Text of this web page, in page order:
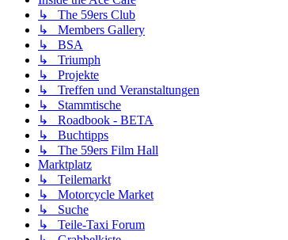
↳ The 59ers Club
↳ Members Gallery
↳ BSA
↳ Triumph
↳ Projekte
↳ Treffen und Veranstaltungen
↳ Stammtische
↳ Roadbook - BETA
↳ Buchtipps
↳ The 59ers Film Hall
Marktplatz
↳ Teilemarkt
↳ Motorcycle Market
↳ Suche
↳ Teile-Taxi Forum